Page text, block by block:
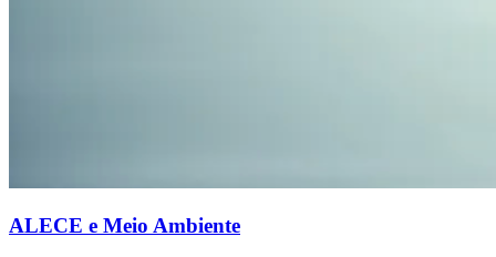
ALECE e Meio Ambiente